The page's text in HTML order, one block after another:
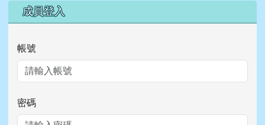
右邊區域內容
成員登入
帳號
密碼